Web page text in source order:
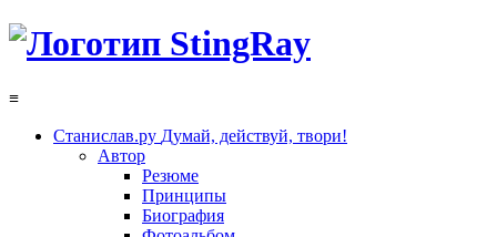
≡
Станислав.ру Думай, действуй, твори!
Автор
Резюме
Принципы
Биография